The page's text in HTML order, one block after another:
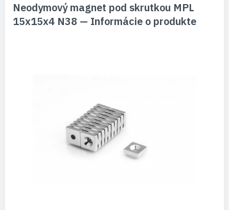
Neodymový magnet pod skrutkou MPL
15x15x4 N38 — Informácie o produkte